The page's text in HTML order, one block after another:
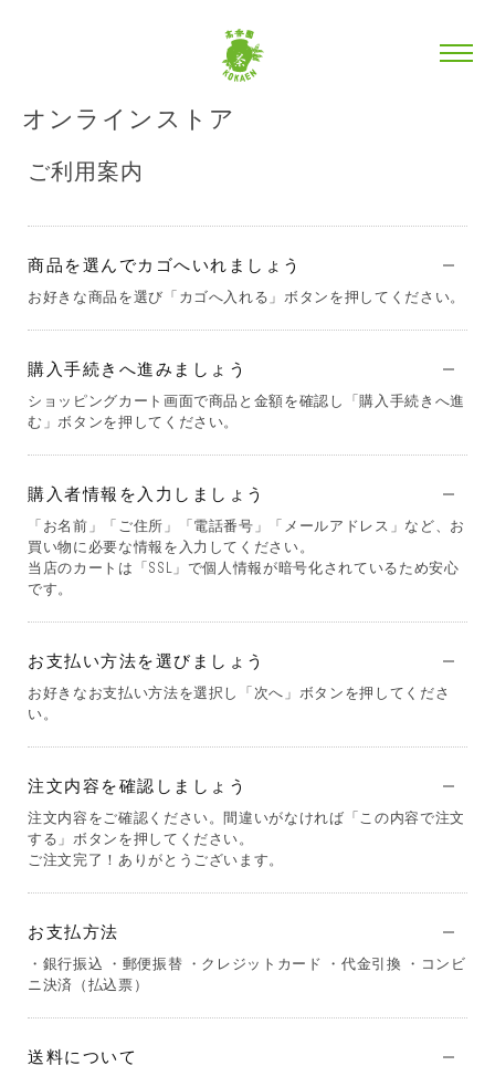
オンラインストア
ご利用案内
商品を選んでカゴへいれましょう
お好きな商品を選び「カゴへ入れる」ボタンを押してください。
購入手続きへ進みましょう
ショッピングカート画面で商品と金額を確認し「購入手続きへ進
む」ボタンを押してください。
購入者情報を入力しましょう
「お名前」「ご住所」「電話番号」「メールアドレス」など、お
買い物に必要な情報を入力してください。
当店のカートは「SSL」で個人情報が暗号化されているため安心
です。
お支払い方法を選びましょう
お好きなお支払い方法を選択し「次へ」ボタンを押してくださ
い。
注文内容を確認しましょう
注文内容をご確認ください。間違いがなければ「この内容で注文
する」ボタンを押してください。
ご注文完了！ありがとうございます。
お支払方法
・銀行振込 ・郵便振替 ・クレジットカード ・代金引換 ・コンビ
ニ決済（払込票）
送料について